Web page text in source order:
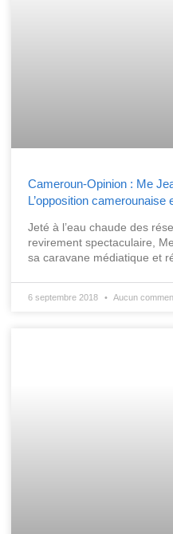
Cameroun-Opinion : Me
L’opposition camerounaise
Jeté à l’eau chaude des
revirement spectaculaire,
sa caravane médiatique et
6 septembre 2018 Aucun